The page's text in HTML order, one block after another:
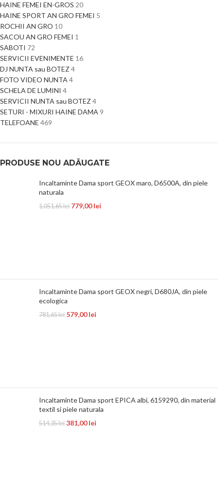
HAINE FEMEI EN-GROS 20
HAINE SPORT AN GRO FEMEI 5
ROCHII AN GRO 10
SACOU AN GRO FEMEI 1
SABOTI 72
SERVICII EVENIMENTE 16
DJ NUNTA sau BOTEZ 4
FOTO VIDEO NUNTA 4
SCHELA DE LUMINI 4
SERVICII NUNTA sau BOTEZ 4
SETURI - MIXURI HAINE DAMA 9
TELEFOANE 469
PRODUSE NOU ADĂUGATE
Incaltaminte Dama sport GEOX maro, D6500A, din piele
naturala
1.051,65lei 779,00lei
Incaltaminte Dama sport GEOX negri, D680JA, din piele
ecologica
781,65lei 579,00lei
Incaltaminte Dama sport EPICA albi, 6159290, din material
textil si piele naturala
514,35lei 381,00lei